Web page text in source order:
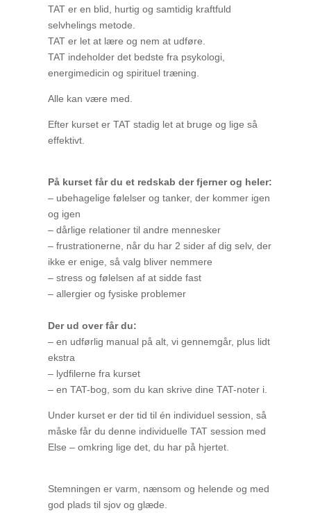
TAT er en blid, hurtig og samtidig kraftfuld
selvhelings metode.
TAT er let at lære og nem at udføre.
TAT indeholder det bedste fra psykologi,
energimedicin og spirituel træning.
Alle kan være med.
Efter kurset er TAT stadig let at bruge og lige så
effektivt.
På kurset får du et redskab der fjerner og heler:
– ubehagelige følelser og tanker, der kommer igen
og igen
– dårlige relationer til andre mennesker
– frustrationerne, når du har 2 sider af dig selv, der
ikke er enige, så valg bliver nemmere
– stress og følelsen af at sidde fast
– allergier og fysiske problemer
Der ud over får du:
– en udførlig manual på alt, vi gennemgår, plus lidt
ekstra
– lydfilerne fra kurset
– en TAT-bog, som du kan skrive dine TAT-noter i.
Under kurset er der tid til én individuel session, så
måske får du denne individuelle TAT session med
Else – omkring lige det, du har på hjertet.
Stemningen er varm, nænsom og helende og med
god plads til sjov og glæde.